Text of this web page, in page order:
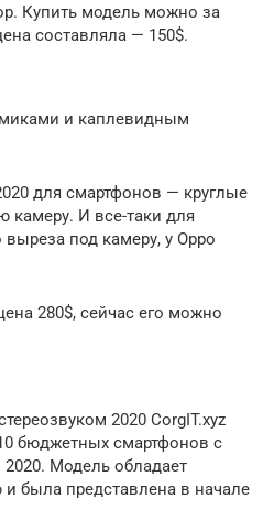
Купить модель можно за
составляла — 150$.
и каплевидным
для смартфонов — круглые
камеру. И все-таки для
под камеру, у Oppo
280$, сейчас его можно
2020 CorgIT.xyz
бюджетных смартфонов с
Модель обладает
была представлена в начале